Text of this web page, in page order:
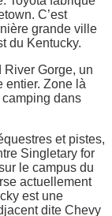
C’est
grande ville
du Kentucky.
River Gorge, un
entier. Zone là
dans
et pistes,
Singletary for
le campus du
actuellement
est une
dite Chevy